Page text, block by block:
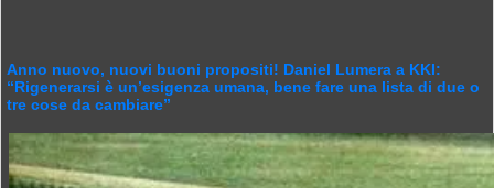
Anno nuovo, nuovi buoni propositi! Daniel Lumera a KKI:
“Rigenerarsi è un’esigenza umana, bene fare una lista di due o
tre cose da cambiare”